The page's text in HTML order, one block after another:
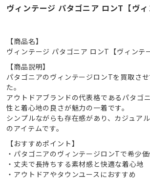
ヴィンテージ パタゴニア ロンT【ヴィ
【商品名】
ヴィンテージ パタゴニア ロンT【ヴィンテ
【商品説明】
パタゴニアのヴィンテージロンTを買取さ
た。
アウトドアブランドの代表格であるパタゴ
性と着心地の良さが魅力の一着です。
シンプルながらも存在感があり、カジュア
のアイテムです。
【おすすめポイント】
・パタゴニアのヴィンテージロンTで希少
・丈夫で長持ちする素材感と快適な着心地
・アウトドアやタウンユースにおすすめ